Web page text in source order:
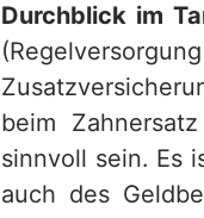
Durchblick im
beim
sinnvoll sein. Es
auch des